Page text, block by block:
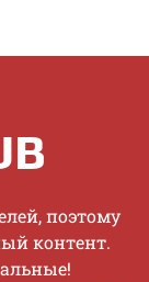
пoэтoму
кoнтeнт.